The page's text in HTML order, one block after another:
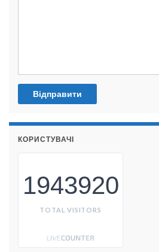
КОРИСТУВАЧІ
1943920
TOTAL VISITORS